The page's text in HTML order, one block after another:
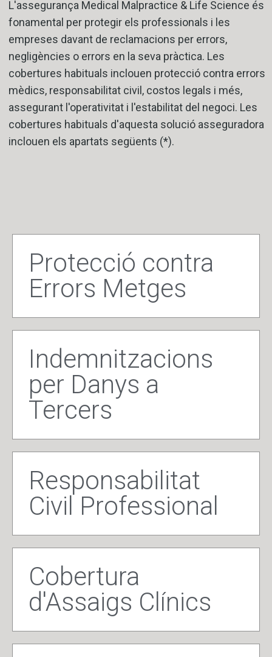
L'assegurança Medical Malpractice & Life Science és
fonamental per protegir els professionals i les
empreses davant de reclamacions per errors,
negligències o errors en la seva pràctica. Les
cobertures habituals inclouen protecció contra errors
mèdics, responsabilitat civil, costos legals i més,
assegurant l'operativitat i l'estabilitat del negoci. Les
cobertures habituals d'aquesta solució asseguradora
inclouen els apartats següents (*).
Protecció contra
Errors Metges
Indemnitzacions
per Danys a
Tercers
Responsabilitat
Civil Professional
Cobertura
d'Assaigs Clínics